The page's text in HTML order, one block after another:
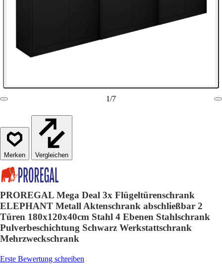
1/7
Vergleichen
PROREGAL Mega Deal 3x Flügeltürenschrank
ELEPHANT Metall Aktenschrank abschließbar 2
Türen 180x120x40cm Stahl 4 Ebenen Stahlschrank
Pulverbeschichtung Schwarz Werkstattschrank
Mehrzweckschrank
Erste Bewertung schreiben